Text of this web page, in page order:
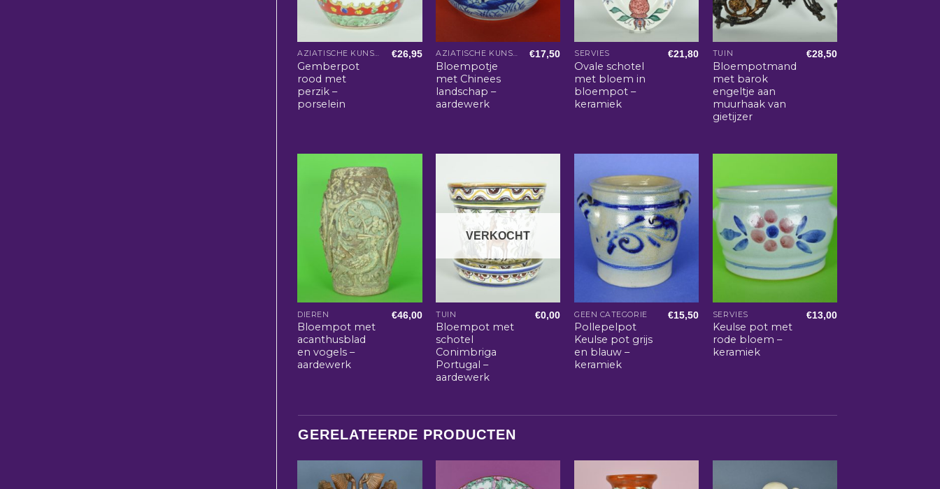
AZIATISCHE KUNST EN WOONACCESSOIRES
Gemberpot
rood met
perzik –
porselein
€26,95 AZIATISCHE KUNST EN WOONACCESSOIRES
Bloempotje
met Chinees
landschap –
aardewerk
€17,50 SERVIES
Ovale schotel
met bloem in
bloempot –
keramiek
€21,80 TUIN
Bloempotmand
met barok
engeltje aan
muurhaak van
gietijzer
€28,50
DIEREN
Bloempot met
acanthusblad
en vogels –
aardewerk
€46,00
VERKOCHT
TUIN
Bloempot met
schotel
Conimbriga
Portugal –
aardewerk
€0,00 GEEN CATEGORIE
Pollepelpot
Keulse pot grijs
en blauw –
keramiek
€15,50 SERVIES
Keulse pot met
rode bloem –
keramiek
€13,00
GERELATEERDE PRODUCTEN